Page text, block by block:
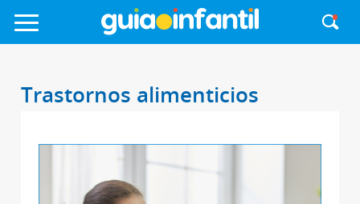
Trastornos alimenticios